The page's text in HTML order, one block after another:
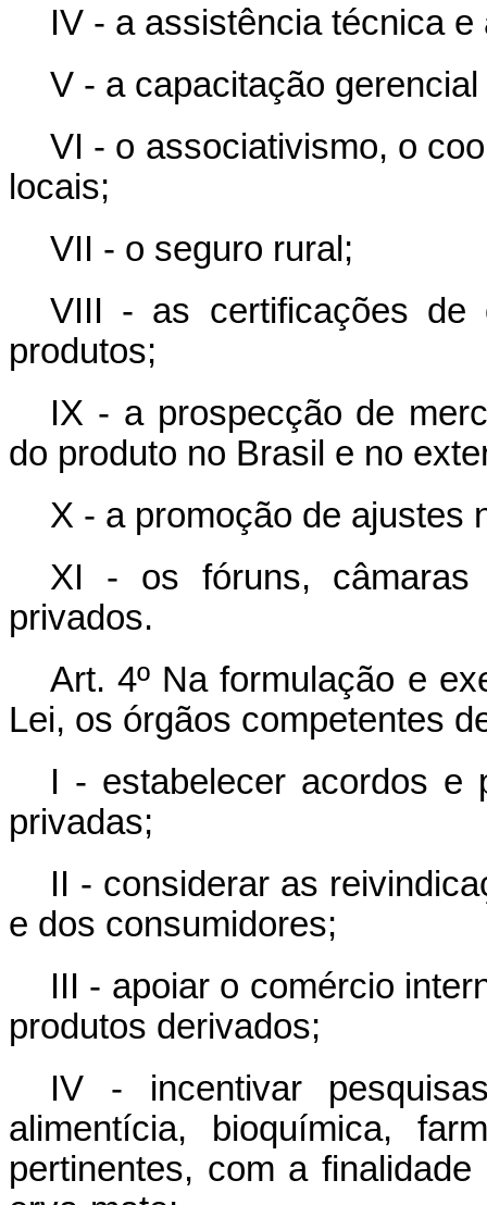
IV - a assistência técnica
V - a capacitação
VI - o associativismo, o
locais;
VII - o seguro rural;
VIII - as certificações de
produtos;
IX - a prospecção de
do produto no Brasil e no
X - a promoção de ajustes
XI - os fóruns, câmaras
privados.
Art. 4º Na formulação e
Lei, os órgãos competentes
I - estabelecer acordos e
privadas;
II - considerar as
e dos consumidores;
III - apoiar o comércio
produtos derivados;
IV - incentivar
alimentícia, bioquímica,
pertinentes, com a